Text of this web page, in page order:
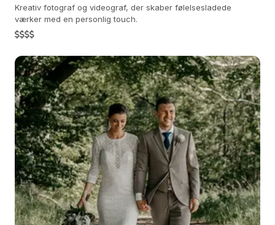
Kreativ fotograf og videograf, der skaber følelsesladede
værker med en personlig touch.